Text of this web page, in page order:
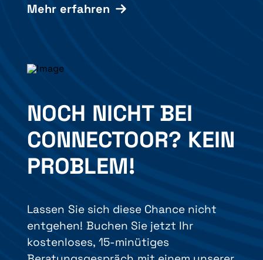
Mehr erfahren
NOCH NICHT BEI
CONNECTOOR? KEIN
PROBLEM!
Lassen Sie sich diese Chance nicht
entgehen! Buchen Sie jetzt Ihr
kostenloses, 15-minütiges